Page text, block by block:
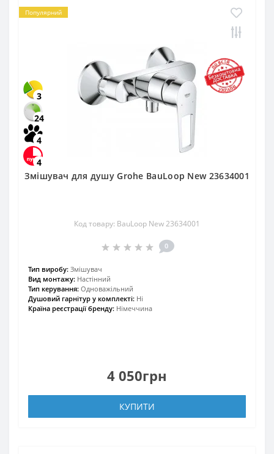
Популярний
3
24
4
4
Змішувач для душу Grohe BauLoop New 23634001
Код товару: BauLoop New 23634001
0
Тип виробу: Змішувач
Вид монтажу: Настінний
Тип керування: Одноважільний
Душовий гарнітур у комплекті: Ні
Країна реєстрації бренду: Німеччина
4 050грн
КУПИТИ